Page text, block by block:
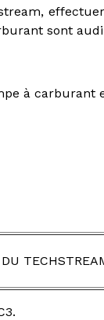
sont
à carburant